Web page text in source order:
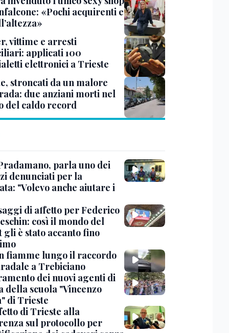
«Pochi acquirenti e
vittime e arresti
applicati 100
elettronici a Trieste
stroncati da un malore
due anziani morti nel
del caldo record
parla uno dei
denunciati per la
"Volevo anche aiutare i
di affetto per Federico
così il mondo del
gli è stato accanto fino
fiamme lungo il raccordo
a Trebiciano
dei nuovi agenti di
della scuola "Vincenzo
di Trieste
di Trieste alla
sul protocollo per